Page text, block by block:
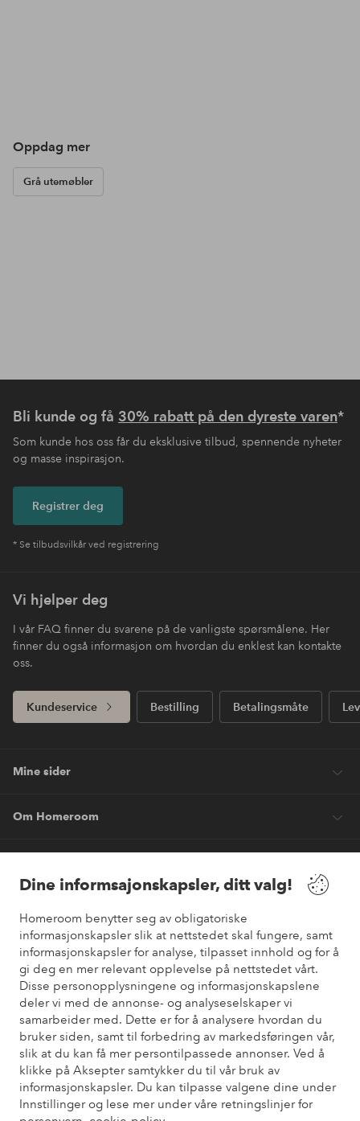
Dine informsajonskapsler, ditt valg!
Homeroom benytter seg av obligatoriske
informasjonskapsler slik at nettstedet skal fungere, samt
informasjonskapsler for analyse, tilpasset innhold og for å
gi deg en mer relevant opplevelse på nettstedet vårt.
Disse personopplysningene og informasjonskapslene
deler vi med de annonse- og analyseselskaper vi
samarbeider med. Dette er for å analysere hvordan du
bruker siden, samt til forbedring av markedsføringen vår,
slik at du kan få mer persontilpassede annonser. Ved å
klikke på Aksepter samtykker du til vår bruk av
informasjonskapsler. Du kan tilpasse valgene dine under
Innstillinger og lese mer under våre retningslinjer for
Oppdag mer
Grå utemøbler
Bli kunde og få 30% rabatt på den dyreste varen*
Som kunde hos oss får du eksklusive tilbud, spennende nyheter
og masse inspirasjon.
Registrer deg
* Se tilbudsvilkår ved registrering
Vi hjelper deg
I vår FAQ finner du svarene på de vanligste spørsmålene. Her
finner du også informasjon om hvordan du enklest kan kontakte
oss.
Kundeservice Bestilling Betalingsmåte
Mine sider
Om Homeroom
Venner
Sikre betalinger
Vil du vite mer om våre betalingsalternativer?
elpy